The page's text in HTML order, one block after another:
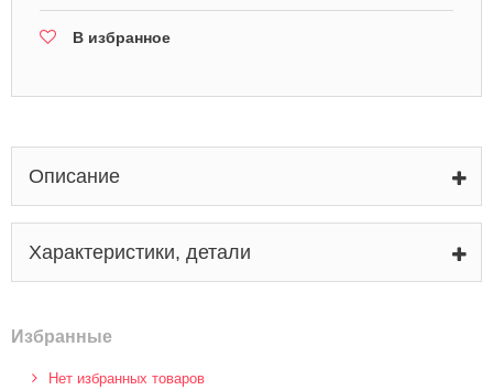
В избранное
Описание
Характеристики, детали
Избранные
Нет избранных товаров